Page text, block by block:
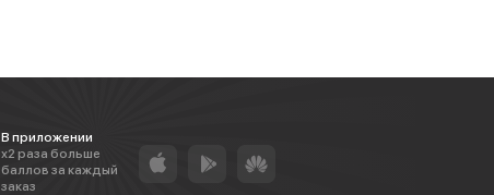
В приложении
х2 раза больше
баллов за каждый
заказ